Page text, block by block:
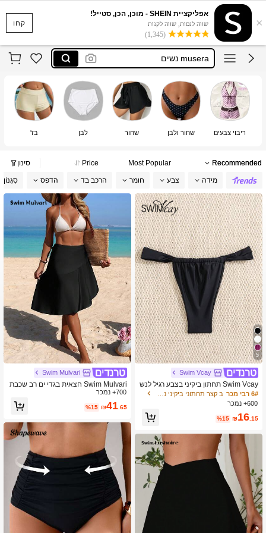
קחו ×
אפליקציית SHEIN - מוכן, הכן, סטייל!
שווה לנסות, שווה לקנות
(1,345)
livesso
musera
musera נשים
missguided
swim mulvari
livesso
ריבוי צבעים שחור ולבן שחור לבן בז'
Recommended
Most Popular
Price סינון
מידה צבע חומר הרכב בד הדפס סִגְנוֹן
5
Swim Vcay
Swim Vcay תחתון ביקיני בצבע רגיל לנש
ים לחוף הקיץ
6# רבי מכר
600+ נמכר
₪16.15
%15
Swim Mulvari
Swim Mulvari חצאית בגדי ים רב שכבת
ית לחופשת חוף לנשים
700+ נמכר
₪41.65
%15